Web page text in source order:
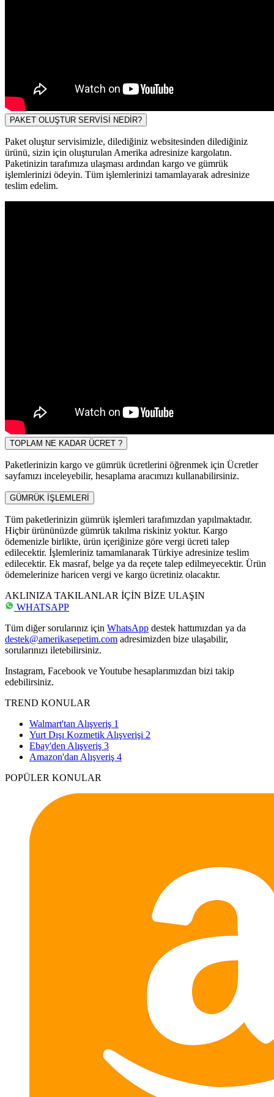
PAKET OLUŞTUR SERVİSİ NEDİR?
Paket oluştur servisimizle, dilediğiniz websitesinden dilediğiniz
ürünü, sizin için oluşturulan Amerika adresinize kargolatın.
Paketinizin tarafımıza ulaşması ardından kargo ve gümrük
işlemlerinizi ödeyin. Tüm işlemlerinizi tamamlayarak adresinize
teslim edelim.
TOPLAM NE KADAR ÜCRET ?
Paketlerinizin kargo ve gümrük ücretlerini öğrenmek için Ücretler
sayfamızı inceleyebilir, hesaplama aracımızı kullanabilirsiniz.
GÜMRÜK İŞLEMLERİ
Tüm paketlerinizin gümrük işlemleri tarafımızdan yapılmaktadır.
Hiçbir ürününüzde gümrük takılma riskiniz yoktur. Kargo
ödemenizle birlikte, ürün içeriğinize göre vergi ücreti talep
edilecektir. İşlemleriniz tamamlanarak Türkiye adresinize teslim
edilecektir. Ek masraf, belge ya da reçete talep edilmeyecektir. Ürün
ödemelerinize haricen vergi ve kargo ücretiniz olacaktır.
AKLINIZA TAKILANLAR İÇİN BİZE ULAŞIN
WHATSAPP
Tüm diğer sorularınız için WhatsApp destek hattımızdan ya da
destek@amerikasepetim.com adresimizden bize ulaşabilir,
sorularınızı iletebilirsiniz.
Instagram, Facebook ve Youtube hesaplarımızdan bizi takip
edebilirsiniz.
TREND KONULAR
Walmart'tan Alışveriş 1
Yurt Dışı Kozmetik Alışverişi 2
Ebay'den Alışveriş 3
Amazon'dan Alışveriş 4
POPÜLER KONULAR